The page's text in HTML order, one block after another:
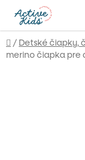
obsah
Domov
/ Detské čiapky,
merino čiapka pre